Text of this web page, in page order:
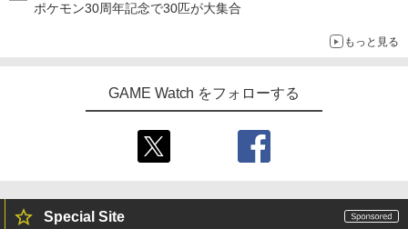
ポケモン30周年記念で30匹が大集合
もっと見る
GAME Watch をフォローする
Special Site